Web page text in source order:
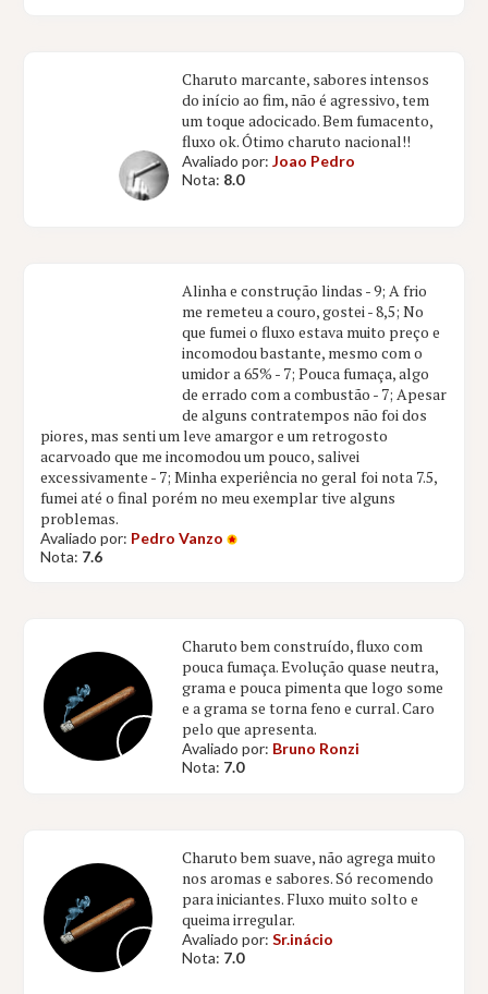
Charuto marcante, sabores intensos
do início ao fim, não é agressivo, tem
um toque adocicado. Bem fumacento,
fluxo ok. Ótimo charuto nacional!!
Avaliado por:Joao Pedro
Nota: 8.0
Alinha e construção lindas - 9; A frio
me remeteu a couro, gostei - 8,5; No
que fumei o fluxo estava muito preço e
incomodou bastante, mesmo com o
umidor a 65% - 7; Pouca fumaça, algo
de errado com a combustão - 7; Apesar
de alguns contratempos não foi dos
piores, mas senti um leve amargor e um retrogosto
acarvoado que me incomodou um pouco, salivei
excessivamente - 7; Minha experiência no geral foi nota 7.5,
fumei até o final porém no meu exemplar tive alguns
problemas.
Avaliado por: Pedro Vanzo
Nota: 7.6
Charuto bem construído, fluxo com
pouca fumaça. Evolução quase neutra,
grama e pouca pimenta que logo some
e a grama se torna feno e curral. Caro
pelo que apresenta.
Avaliado por: Bruno Ronzi
Nota: 7.0
Charuto bem suave, não agrega muito
nos aromas e sabores. Só recomendo
para iniciantes. Fluxo muito solto e
queima irregular.
Avaliado por:Sr.inácio
Nota: 7.0